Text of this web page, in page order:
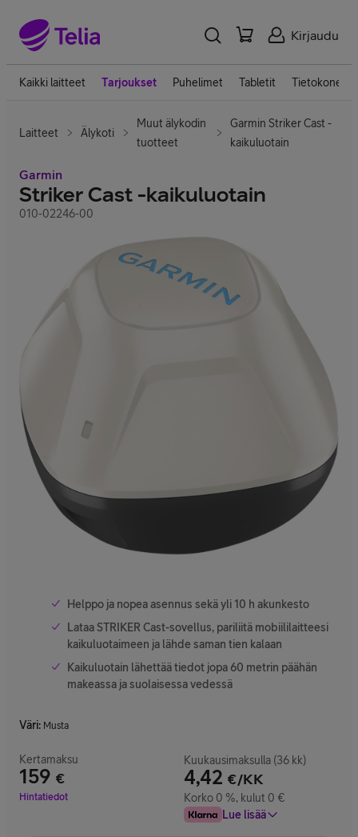
Kirjaudu
Kaikki laitteet Tarjoukset Puhelimet Tabletit Tietokoneet
Laitteet Älykoti
Muut älykodin
tuotteet
Garmin Striker Cast -
kaikuluotain
Garmin
Striker Cast -kaikuluotain
010-02246-00
Helppo ja nopea asennus sekä yli 10 h akunkesto
Lataa STRIKER Cast-sovellus, pariliitä mobiililaitteesi
kaikuluotaimeen ja lähde saman tien kalaan
Kaikuluotain lähettää tiedot jopa 60 metrin päähän
makeassa ja suolaisessa vedessä
Väri: Musta
Kertamaksu
159 €
Hinta 159 €
Hintatiedot
Kuukausimaksulla (36 kk)
4,42 €/KK
Korko 0 %, kulut 0 €
Lue lisää